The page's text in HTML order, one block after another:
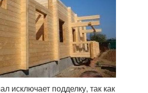
исключает подделку, так как